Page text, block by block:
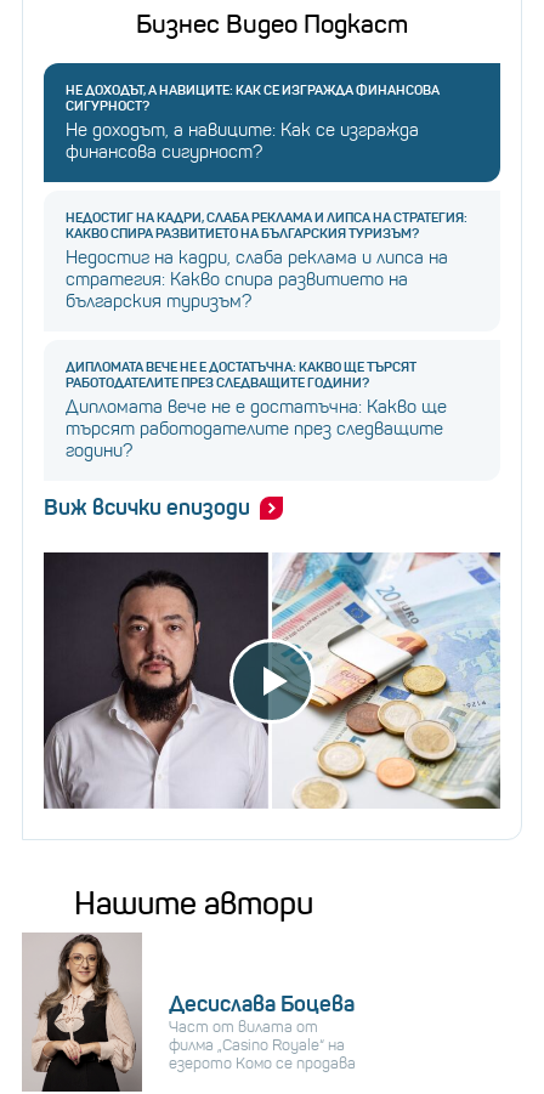
Бийтбоксърът Спенсър X става известен в TikTok,
60 милиона последователи го търсят за музикални
партньорства и спонсорства. Спенсър си
сътрудничи с други музиканти и продуцира свои
собствени парчета, които стават популярни в
социалните мрежи.
TikTok
Кимбърли Лоайза (Kimberly
печалба
Кимбърли Лоайза е седмата най-известна
знаменитост в Tik Tok. Първоначално тя започва да
качва влогове в You Tube, където говори за женски
теми, свързани с мода, грим и здраве. През 2019
година тя излиза от рамката, като създава
телефонна компания. Нейните аудитория е
основно изпаноговоряща, защото тя прави
съдържанието си на испанки.
Бизнес Видео Подкаст
НЕ ДОХОДЪТ, А НАВИЦИТЕ: КАК СЕ ИЗГРАЖДА ФИНАНСОВА
СИГУРНОСТ?
Не доходът, а навиците: Как се изгражда
финансова сигурност?
НЕДОСТИГ НА КАДРИ, СЛАБА РЕКЛАМА И ЛИПСА НА СТРАТЕГИЯ:
КАКВО СПИРА РАЗВИТИЕТО НА БЪЛГАРСКИЯ ТУРИЗЪМ?
Недостиг на кадри, слаба реклама и липса на
стратегия: Какво спира развитието на
българския туризъм?
ДИПЛОМАТА ВЕЧЕ НЕ Е ДОСТАТЪЧНА: КАКВО ЩЕ ТЪРСЯТ
РАБОТОДАТЕЛИТЕ ПРЕЗ СЛЕДВАЩИТЕ ГОДИНИ?
Дипломата вече не е достатъчна: Какво ще
търсят работодателите през следващите
години?
Виж всички епизоди
Нашите автори
Десислава Боцева
Част от вилата от
филма „Casino Royale“ на
езерото Комо се продава